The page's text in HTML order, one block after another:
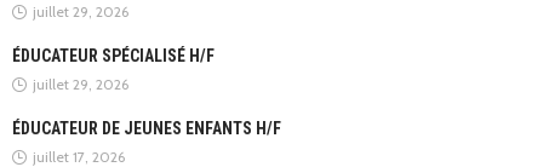
juillet 29, 2026
ÉDUCATEUR SPÉCIALISÉ H/F
juillet 29, 2026
ÉDUCATEUR DE JEUNES ENFANTS H/F
juillet 17, 2026